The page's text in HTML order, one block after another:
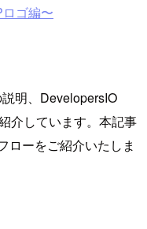
ゴ編〜
明、DevelopersIO
介しています。本記事
ローをご紹介いたしま